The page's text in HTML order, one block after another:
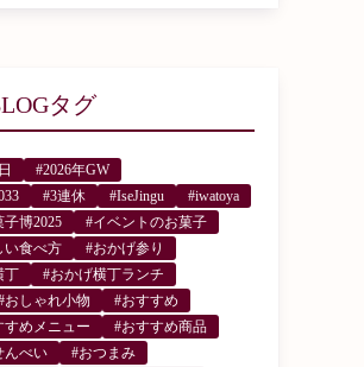
タグ
#2026年GW
#3連休 #IseJingu
#iwatoya
博2025
#イベントのお菓子
い食べ方
#おかげ参り
丁
#おかげ横丁ランチ
おしゃれ小物
#おすすめ
すめメニュー
#おすすめ商品
んべい
#おつまみ